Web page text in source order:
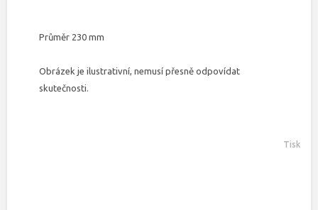
Průměr 230 mm
Obrázek je ilustrativní, nemusí přesně odpovídat
skutečnosti.
Tisk